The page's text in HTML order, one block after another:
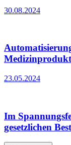
30.08.2024
23.05.2024
Im
gesetzlichen